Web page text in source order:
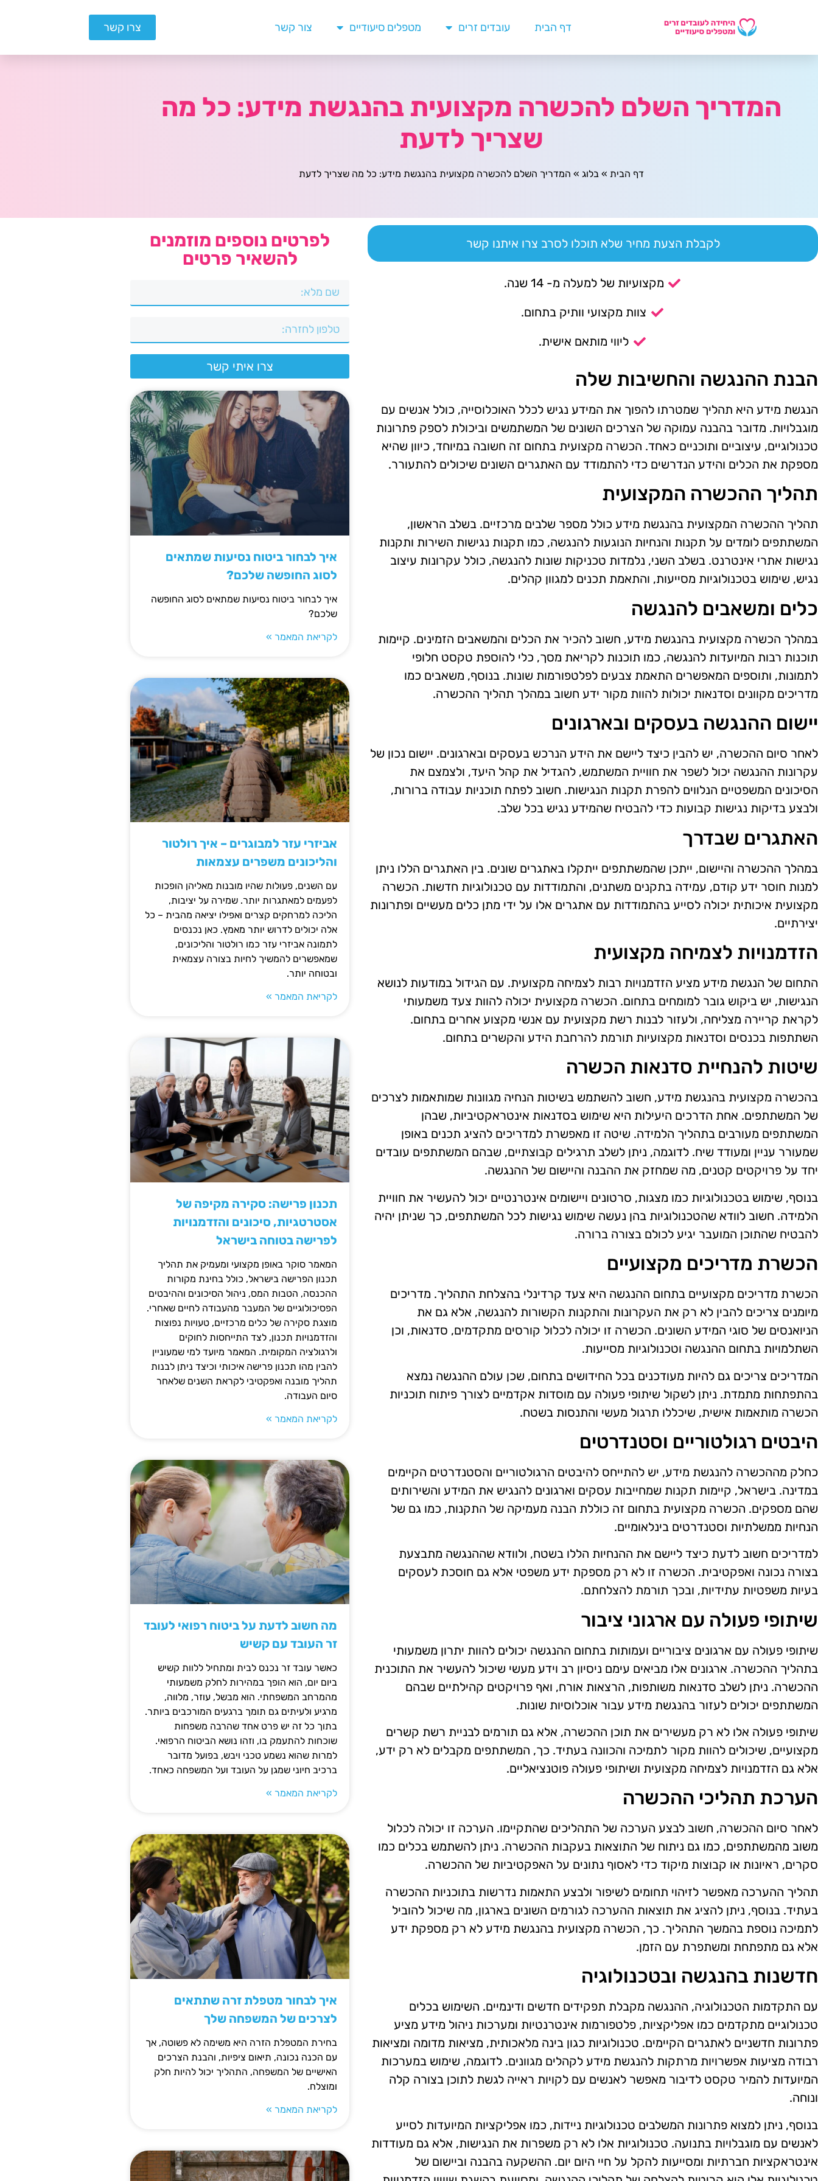
דף הבית עובדים זרים מטפלים סיעודיים צור קשר צרו קשר
המדריך השלם להכשרה מקצועית בהנגשת מידע: כל מה
שצריך לדעת
דף הבית »בלוג » המדריך השלם להכשרה מקצועית בהנגשת מידע: כל מה שצריך לדעת
לקבלת הצעת מחיר שלא תוכלו לסרב צרו איתנו קשר
מקצועיות של למעלה מ- 14 שנה.
צוות מקצועי וותיק בתחום.
ליווי מותאם אישית.
הבנת ההנגשה והחשיבות שלה
הנגשת מידע היא תהליך שמטרתו להפוך את המידע נגיש לכלל האוכלוסייה, כולל אנשים עם
מוגבלויות. מדובר בהבנה עמוקה של הצרכים השונים של המשתמשים וביכולת לספק פתרונות
טכנולוגיים, עיצוביים ותוכניים כאחד. הכשרה מקצועית בתחום זה חשובה במיוחד, כיוון שהיא
מספקת את הכלים והידע הנדרשים כדי להתמודד עם האתגרים השונים שיכולים להתעורר.
תהליך ההכשרה המקצועית
תהליך ההכשרה המקצועית בהנגשת מידע כולל מספר שלבים מרכזיים. בשלב הראשון,
המשתתפים לומדים על תקנות והנחיות הנוגעות להנגשה, כמו תקנות נגישות השירות ותקנות
נגישות אתרי אינטרנט. בשלב השני, נלמדות טכניקות שונות להנגשה, כולל עקרונות עיצוב
נגיש, שימוש בטכנולוגיות מסייעות, והתאמת תכנים למגוון קהלים.
כלים ומשאבים להנגשה
במהלך הכשרה מקצועית בהנגשת מידע, חשוב להכיר את הכלים והמשאבים הזמינים. קיימות
תוכנות רבות המיועדות להנגשה, כמו תוכנות לקריאת מסך, כלי להוספת טקסט חלופי
לתמונות, ותוספים המאפשרים התאמת צבעים לפלטפורמות שונות. בנוסף, משאבים כמו
מדריכים מקוונים וסדנאות יכולות להוות מקור ידע חשוב במהלך תהליך ההכשרה.
יישום ההנגשה בעסקים ובארגונים
לאחר סיום ההכשרה, יש להבין כיצד ליישם את הידע הנרכש בעסקים ובארגונים. יישום נכון של
עקרונות ההנגשה יכול לשפר את חוויית המשתמש, להגדיל את קהל היעד, ולצמצם את
הסיכונים המשפטיים הנלווים להפרת תקנות הנגישות. חשוב לפתח תוכניות עבודה ברורות,
ולבצע בדיקות נגישות קבועות כדי להבטיח שהמידע נגיש בכל שלב.
האתגרים שבדרך
במהלך ההכשרה והיישום, ייתכן שהמשתתפים ייתקלו באתגרים שונים. בין האתגרים הללו ניתן
למנות חוסר ידע קודם, עמידה בתקנים משתנים, והתמודדות עם טכנולוגיות חדשות. הכשרה
מקצועית איכותית יכולה לסייע בהתמודדות עם אתגרים אלו על ידי מתן כלים מעשיים ופתרונות
יצירתיים.
הזדמנויות לצמיחה מקצועית
התחום של הנגשת מידע מציע הזדמנויות רבות לצמיחה מקצועית. עם הגידול במודעות לנושא
הנגישות, יש ביקוש גובר למומחים בתחום. הכשרה מקצועית יכולה להוות צעד משמעותי
לקראת קריירה מצליחה, ולעזור לבנות רשת מקצועית עם אנשי מקצוע אחרים בתחום.
השתתפות בכנסים וסדנאות מקצועיות תורמת להרחבת הידע והקשרים בתחום.
שיטות להנחיית סדנאות הכשרה
בהכשרה מקצועית בהנגשת מידע, חשוב להשתמש בשיטות הנחיה מגוונות שמותאמות לצרכים
של המשתתפים. אחת הדרכים היעילות היא שימוש בסדנאות אינטראקטיביות, שבהן
המשתתפים מעורבים בתהליך הלמידה. שיטה זו מאפשרת למדריכים להציג תכנים באופן
שמעורר עניין ומעודד שיח. לדוגמה, ניתן לשלב תרגילים קבוצתיים, שבהם המשתתפים עובדים
יחד על פרויקטים קטנים, מה שמחזק את ההבנה והיישום של ההנגשה.
בנוסף, שימוש בטכנולוגיות כמו מצגות, סרטונים ויישומים אינטרנטיים יכול להעשיר את חוויית
הלמידה. חשוב לוודא שהטכנולוגיות בהן נעשה שימוש נגישות לכל המשתתפים, כך שניתן יהיה
להבטיח שהתוכן המועבר יגיע לכולם בצורה ברורה.
הכשרת מדריכים מקצועיים
הכשרת מדריכים מקצועיים בתחום ההנגשה היא צעד קרדינלי בהצלחת התהליך. מדריכים
מיומנים צריכים להבין לא רק את העקרונות והתקנות הקשורות להנגשה, אלא גם את
הניואנסים של סוגי המידע השונים. הכשרה זו יכולה לכלול קורסים מתקדמים, סדנאות, וכן
השתלמויות בתחום ההנגשה וטכנולוגיות מסייעות.
המדריכים צריכים גם להיות מעודכנים בכל החידושים בתחום, שכן עולם ההנגשה נמצא
בהתפתחות מתמדת. ניתן לשקול שיתופי פעולה עם מוסדות אקדמיים לצורך פיתוח תוכניות
הכשרה מותאמות אישית, שיכללו תרגול מעשי והתנסות בשטח.
היבטים רגולטוריים וסטנדרטים
כחלק מההכשרה להנגשת מידע, יש להתייחס להיבטים הרגולטוריים והסטנדרטים הקיימים
במדינה. בישראל, קיימות תקנות שמחייבות עסקים וארגונים להנגיש את המידע והשירותים
שהם מספקים. הכשרה מקצועית בתחום זה כוללת הבנה מעמיקה של התקנות, כמו גם של
הנחיות ממשלתיות וסטנדרטים בינלאומיים.
למדריכים חשוב לדעת כיצד ליישם את ההנחיות הללו בשטח, ולוודא שההנגשה מתבצעת
בצורה נכונה ואפקטיבית. הכשרה זו לא רק מספקת ידע משפטי אלא גם חוסכת לעסקים
בעיות משפטיות עתידיות, ובכך תורמת להצלחתם.
שיתופי פעולה עם ארגוני ציבור
שיתופי פעולה עם ארגונים ציבוריים ועמותות בתחום ההנגשה יכולים להוות יתרון משמעותי
בתהליך ההכשרה. ארגונים אלו מביאים עימם ניסיון רב וידע מעשי שיכול להעשיר את התוכנית
ההכשרה. ניתן לשלב סדנאות משותפות, הרצאות אורח, ואף פרויקטים קהילתיים שבהם
המשתתפים יכולים לעזור בהנגשת מידע עבור אוכלוסיות שונות.
שיתופי פעולה אלו לא רק מעשירים את תוכן ההכשרה, אלא גם תורמים לבניית רשת קשרים
מקצועיים, שיכולים להוות מקור לתמיכה והכוונה בעתיד. כך, המשתתפים מקבלים לא רק ידע,
אלא גם הזדמנויות לצמיחה מקצועית ושיתופי פעולה פוטנציאליים.
הערכת תהליכי ההכשרה
לאחר סיום ההכשרה, חשוב לבצע הערכה של התהליכים שהתקיימו. הערכה זו יכולה לכלול
משוב מהמשתתפים, כמו גם ניתוח של התוצאות בעקבות ההכשרה. ניתן להשתמש בכלים כמו
סקרים, ראיונות או קבוצות מיקוד כדי לאסוף נתונים על האפקטיביות של ההכשרה.
תהליך ההערכה מאפשר לזיהוי תחומים לשיפור ולבצע התאמות נדרשות בתוכניות ההכשרה
בעתיד. בנוסף, ניתן להציג את תוצאות ההערכה לגורמים השונים בארגון, מה שיכול להוביל
לתמיכה נוספת בהמשך התהליך. כך, הכשרה מקצועית בהנגשת מידע לא רק מספקת ידע
אלא גם מתפתחת ומשתפרת עם הזמן.
חדשנות בהנגשה ובטכנולוגיה
עם התקדמות הטכנולוגיה, ההנגשה מקבלת תפקידים חדשים ודינמיים. השימוש בכלים
טכנולוגיים מתקדמים כמו אפליקציות, פלטפורמות אינטרנטיות ומערכות ניהול מידע מציע
פתרונות חדשניים לאתגרים הקיימים. טכנולוגיות כגון בינה מלאכותית, מציאות מדומה ומציאות
רבודה מציעות אפשרויות מרתקות להנגשת מידע לקהלים מגוונים. לדוגמה, שימוש במערכות
המיועדות להמיר טקסט לדיבור מאפשר לאנשים עם לקויות ראייה לגשת לתוכן בצורה קלה
ונוחה.
בנוסף, ניתן למצוא פתרונות המשלבים טכנולוגיות ניידות, כמו אפליקציות המיועדות לסייע
לאנשים עם מוגבלויות בתנועה. טכנולוגיות אלו לא רק משפרות את הנגישות, אלא גם מעודדות
אינטראקציות חברתיות ומסייעות להקל על חיי היום יום. ההשקעה בהבנה וביישום של
לפרטים נוספים מוזמנים
להשאיר פרטים
צרו איתי קשר
איך לבחור ביטוח נסיעות שמתאים
לסוג החופשה שלכם?
איך לבחור ביטוח נסיעות שמתאים לסוג החופשה
שלכם?
לקריאת המאמר »
אביזרי עזר למבוגרים – איך רולטור
והליכונים משפרים עצמאות
עם השנים, פעולות שהיו מובנות מאליהן הופכות
לפעמים למאתגרות יותר. שמירה על יציבות,
הליכה למרחקים קצרים ואפילו יציאה מהבית – כל
אלה יכולים לדרוש יותר מאמץ. כאן נכנסים
לתמונה אביזרי עזר כמו רולטור והליכונים,
שמאפשרים להמשיך לחיות בצורה עצמאית
ובטוחה יותר.
לקריאת המאמר »
תכנון פרישה: סקירה מקיפה של
אסטרטגיות, סיכונים והזדמנויות
לפרישה בטוחה בישראל
המאמר סוקר באופן מקצועי ומעמיק את תהליך
תכנון הפרישה בישראל, כולל בחינת מקורות
ההכנסה, הטבות המס, ניהול הסיכונים וההיבטים
הפסיכולוגיים של המעבר מהעבודה לחיים שאחרי.
מוצגת סקירה של כלים מרכזיים, טעויות נפוצות
והזדמנויות תכנון, לצד התייחסות לחוקים
ולרגולציה המקומית. המאמר מיועד למי שמעוניין
להבין מהו תכנון פרישה איכותי וכיצד ניתן לבנות
תהליך מובנה ואפקטיבי לקראת השנים שלאחר
סיום העבודה.
לקריאת המאמר »
מה חשוב לדעת על ביטוח רפואי לעובד
זר העובד עם קשיש
כאשר עובד זר נכנס לבית ומתחיל ללוות קשיש
ביום יום, הוא הופך במהירות לחלק משמעותי
מהמרחב המשפחתי. הוא מבשל, עוזר, מלווה,
מרגיע ולעיתים גם תומך ברגעים המורכבים ביותר.
בתוך כל זה יש פרט אחד שהרבה משפחות
שוכחות להתעמק בו, וזהו נושא הביטוח הרפואי.
למרות שהוא נשמע טכני ויבש, בפועל מדובר
ברכיב חיוני שמגן על העובד ועל המשפחה כאחד.
לקריאת המאמר »
איך לבחור מטפלת זרה שתתאים
לצרכים של המשפחה שלך
בחירת המטפלת הזרה היא משימה לא פשוטה, אך
עם הכנה נכונה, תיאום ציפיות, והבנת הצרכים
האישיים של המשפחה, התהליך יכול להיות חלק
ומוצלח.
לקריאת המאמר »